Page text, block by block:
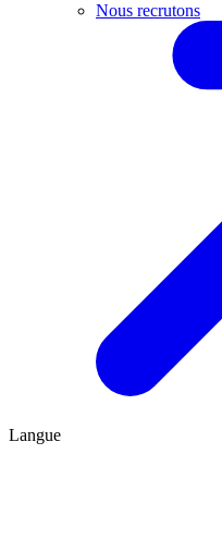
Nous recrutons
Langue